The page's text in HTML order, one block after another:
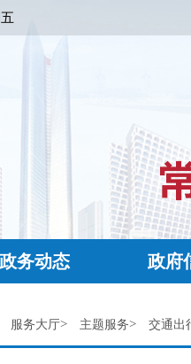
政务动态 政府
服务大厅> 主题服务> 交通出